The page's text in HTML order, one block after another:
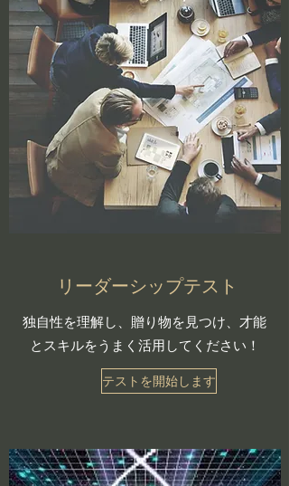
リーダーシップテスト
​独自性を理解し、贈り物を見つけ、才能
とスキルをうまく活用してください！
テストを開始します